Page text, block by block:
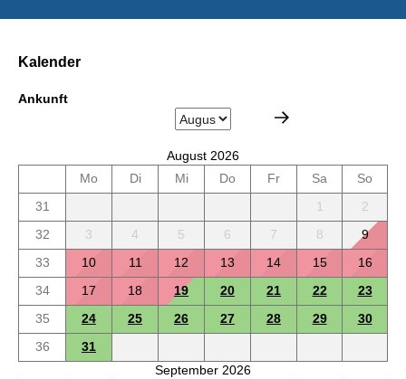
Kalender
Ankunft
August 2026
Mo
Di Mi Do Fr Sa
So
31
1
2
32
3 4 5 6 7 8
9
33
10 11 12 13 14 15
16
34
17 18 19 20 21 22
23
35
24 25 26 27 28 29
30
36
31
September 2026